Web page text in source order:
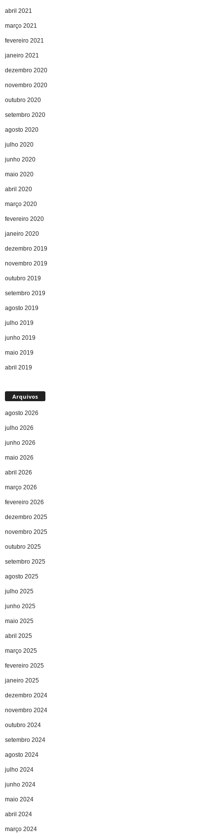
abril 2021
março 2021
fevereiro 2021
janeiro 2021
dezembro 2020
novembro 2020
outubro 2020
setembro 2020
agosto 2020
julho 2020
junho 2020
maio 2020
abril 2020
março 2020
fevereiro 2020
janeiro 2020
dezembro 2019
novembro 2019
outubro 2019
setembro 2019
agosto 2019
julho 2019
junho 2019
maio 2019
abril 2019
Arquivos
agosto 2026
julho 2026
junho 2026
maio 2026
abril 2026
março 2026
fevereiro 2026
dezembro 2025
novembro 2025
outubro 2025
setembro 2025
agosto 2025
julho 2025
junho 2025
maio 2025
abril 2025
março 2025
fevereiro 2025
janeiro 2025
dezembro 2024
novembro 2024
outubro 2024
setembro 2024
agosto 2024
julho 2024
junho 2024
maio 2024
abril 2024
março 2024